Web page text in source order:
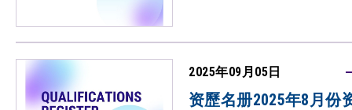
2025年09月05日
资歷名册2025年8月份